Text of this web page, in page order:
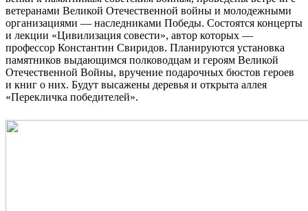
ветеранами Великой Отечественной войны и молодежными
организациями — наследниками Победы. Состоятся концерты
и лекции «Цивилизация совести», автор которых —
профессор Константин Свиридов. Планируются установка
памятников выдающимся полководцам и героям Великой
Отечественной Войны, вручение подарочных бюстов героев
и книг о них. Будут высажены деревья и открыта аллея
«Перекличка победителей».